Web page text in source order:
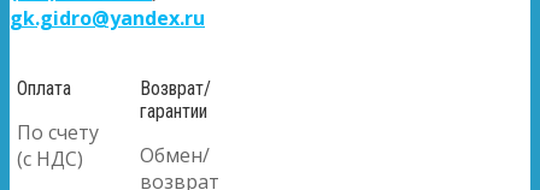
gk.gidro@yandex.ru
Оплата
По счету
(с НДС)
Возврат/
гарантии
Обмен/
возврат